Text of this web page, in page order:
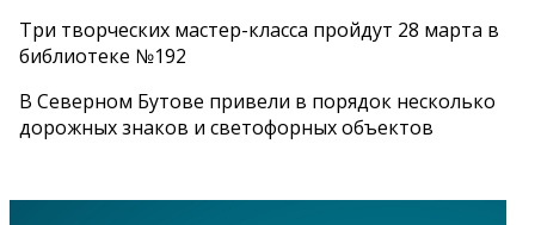
Три творческих мастер-класса пройдут 28 марта в
библиотеке №192
В Северном Бутове привели в порядок несколько
дорожных знаков и светофорных объектов